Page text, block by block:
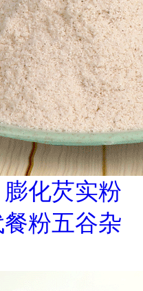
化芡实粉
粉五谷杂